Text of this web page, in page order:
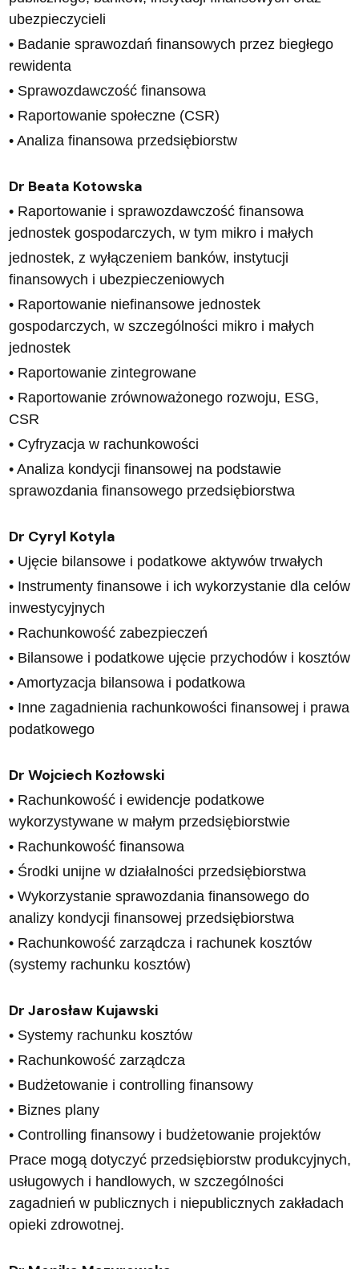
ubezpieczycieli
• Badanie sprawozdań finansowych przez biegłego
rewidenta
• Sprawozdawczość finansowa
• Raportowanie społeczne (CSR)
• Analiza finansowa przedsiębiorstw
Dr Beata Kotowska
• Raportowanie i sprawozdawczość finansowa
jednostek gospodarczych, w tym mikro i małych
jednostek, z wyłączeniem banków, instytucji
finansowych i ubezpieczeniowych
• Raportowanie niefinansowe jednostek
gospodarczych, w szczególności mikro i małych
jednostek
• Raportowanie zintegrowane
• Raportowanie zrównoważonego rozwoju, ESG,
CSR
• Cyfryzacja w rachunkowości
• Analiza kondycji finansowej na podstawie
sprawozdania finansowego przedsiębiorstwa
Dr Cyryl Kotyla
• Ujęcie bilansowe i podatkowe aktywów trwałych
• Instrumenty finansowe i ich wykorzystanie dla celów
inwestycyjnych
• Rachunkowość zabezpieczeń
• Bilansowe i podatkowe ujęcie przychodów i kosztów
• Amortyzacja bilansowa i podatkowa
• Inne zagadnienia rachunkowości finansowej i prawa
podatkowego
Dr Wojciech Kozłowski
• Rachunkowość i ewidencje podatkowe
wykorzystywane w małym przedsiębiorstwie
• Rachunkowość finansowa
• Środki unijne w działalności przedsiębiorstwa
• Wykorzystanie sprawozdania finansowego do
analizy kondycji finansowej przedsiębiorstwa
• Rachunkowość zarządcza i rachunek kosztów
(systemy rachunku kosztów)
Dr Jarosław Kujawski
• Systemy rachunku kosztów
• Rachunkowość zarządcza
• Budżetowanie i controlling finansowy
• Biznes plany
• Controlling finansowy i budżetowanie projektów
Prace mogą dotyczyć przedsiębiorstw produkcyjnych,
usługowych i handlowych, w szczególności
zagadnień w publicznych i niepublicznych zakładach
opieki zdrowotnej.